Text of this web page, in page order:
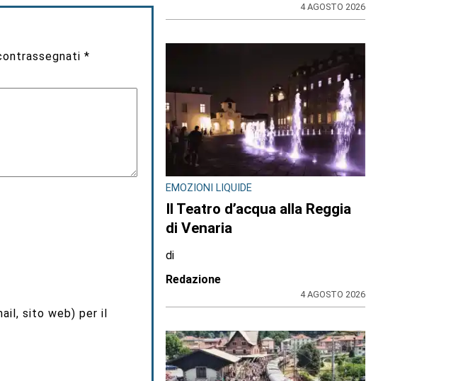
*
sito web) per il
4 AGOSTO 2026
EMOZIONI LIQUIDE
Il Teatro d’acqua alla Reggia
di Venaria
di
Redazione
4 AGOSTO 2026